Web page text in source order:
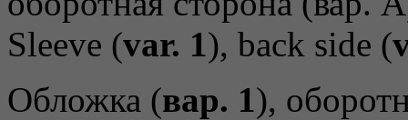
Sleeve (var. 1), back side (
Обложка (вар. 1),